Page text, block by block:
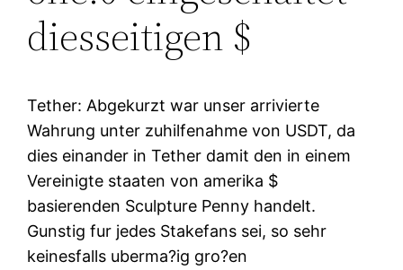
diesseitigen $
Tether: Abgekurzt war unser arrivierte
Wahrung unter zuhilfenahme von USDT, da
dies einander in Tether damit den in einem
Vereinigte staaten von amerika $
basierenden Sculpture Penny handelt.
Gunstig fur jedes Stakefans sei, so sehr
keinesfalls uberma?ig gro?en